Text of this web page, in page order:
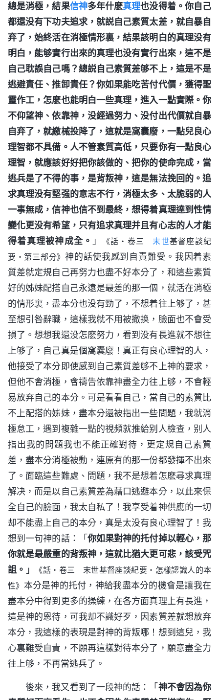
總是消極，結果信神多年什麽真理也没得着。你自己
都還没有下功夫追求，就説自己素質太差，就自暴自
弃了，始終活在消極情形裏，結果該明白的真理没有
明白，能够實行出來的真理也没有實行出來，這不是
自己耽誤自己嗎？總説自己素質差够不上，這是不是
逃避責任、推卸責任？你如果能吃苦付代價，獲得聖
靈作工，怎麽也能明白一些真理，進入一點實際。你
不仰望神、依靠神，没經過努力、没付出代價就自暴
自弃了，就繳械投降了，這就是窩囊廢，一點兒良心
理智都不具備。人不管素質高低，只要你有一點良心
理智，就應該好好把你該做的、把你的使命完成，當
逃兵是了不得的事，是背叛神，這是無法挽回的。追
求真理没有堅强的意志不行，消極太多、太脆弱的人
一事無成，信神也信不到最終，想得着真理達到性情
變化更没有希望，只有追求真理并且有心志的人才能
得着真理被神成全。 」 《話・卷三 末世基督座談紀
要・第三部分》神的話使我感到自責難受。我因着素
質差就定規自己再努力也盡不好本分了，和這些素質
好的姊妹配搭自己永遠是最差的那一個，就活在消極
的情形裏，盡本分也没有勁了，不想着往上够了，甚
至想引咎辭職，這樣我就不用被撤换，臉面也不會受
損了。想想我還没怎麽努力，看到没有長進就不想往
上够了，自己真是個窩囊廢！真正有良心理智的人，
他接受了本分即使感到自己素質差够不上神的要求，
但他不會消極，會禱告依靠神盡全力往上够，不會輕
易放弃自己的本分。可是看看自己，當自己的素質比
不上配搭的姊妹，盡本分還被指出一些問題，我就消
極怠工，遇到複雜一點的視頻就推給别人檢查，别人
指出我的問題我也不能正確對待，更定規自己素質
差，盡本分消極被動，連原有的那一份都發揮不出來
了。面臨這些難處、問題，我不是想着怎麽尋求真理
解决，而是以自己素質差為藉口逃避本分，以此來保
全自己的臉面，我太自私了！我享受着神供應的一切
却不能盡上自己的本分，真是太没有良心理智了！我
想到一句神的話：「你如果對神的托付掉以輕心，那
你就是最嚴重的背叛神，這就比猶大更可悲，該受咒
詛。 」
《話・卷三 末世基督座談紀要・怎樣認識人的本
性》 本分是神的托付，神給我盡本分的機會是讓我在
盡本分中得到更多的操練，在各方面真理上有長進，
這是神的恩待，可我却不識好歹，因素質差就想放弃
本分，我這樣的表現是對神的背叛哪！想到這兒，我
心裏難受自責，不願再這樣對待本分了，願意盡全力
往上够，不再當逃兵了。
後來，我又看到了一段神的話：「神不會因為你